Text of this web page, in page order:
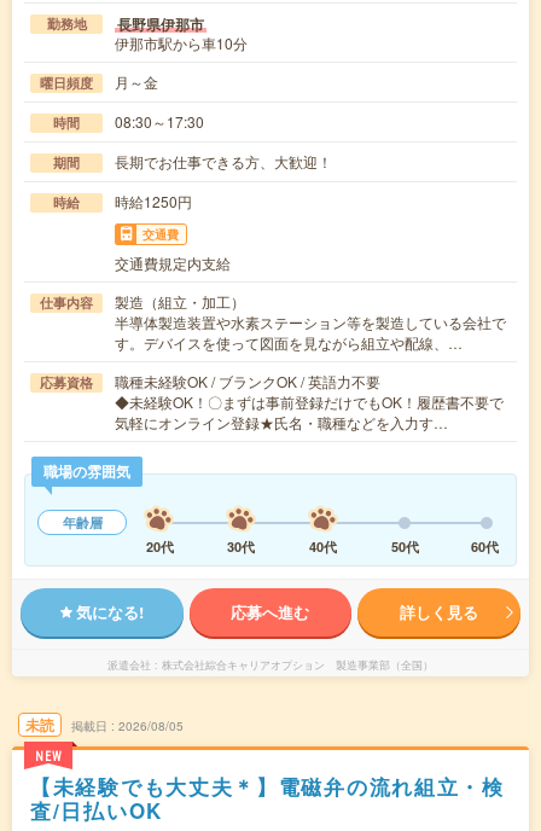
勤務地 長野県伊那市
伊那市駅から車10分
曜日頻度 月～金
時間 08:30～17:30
期間 長期でお仕事できる方、大歓迎！
時給 時給1250円
交通費
交通費規定内支給
仕事内容
製造（組立・加工）
半導体製造装置や水素ステーション等を製造している会社で
す。デバイスを使って図面を見ながら組立や配線、…
応募資格
職種未経験OK / ブランクOK / 英語力不要
◆未経験OK！〇まずは事前登録だけでもOK！履歴書不要で
気軽にオンライン登録★氏名・職種などを入力す…
職場の雰囲気
年齢層
20代
30代 40代 50代 60代
気になる! 応募へ進む 詳しく見る
派遣会社 株式会社綜合キャリアオプション 製造事業部（全国）
未読
NEW
掲載日 2026/08/05
【未経験でも大丈夫＊】電磁弁の流れ組立・検
査/日払いOK